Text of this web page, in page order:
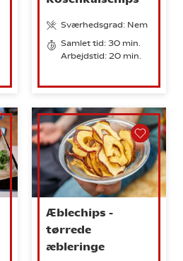
Sværhedsgrad: Nem
Samlet tid: 30 min.
Arbejdstid: 20 min.
Æblechips -
tørrede
æbleringe